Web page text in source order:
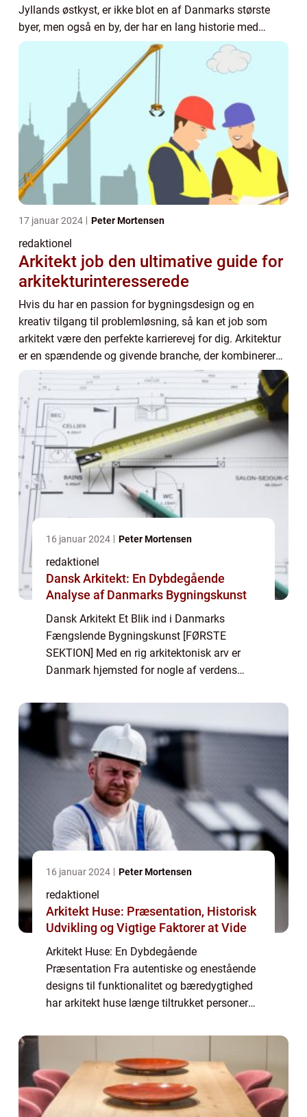
Jyllands østkyst, er ikke blot en af Danmarks største
byer, men også en by, der har en lang historie med
arkitektoniske mesterværker. De mange ...
17 januar 2024 Peter Mortensen
redaktionel
Arkitekt job den ultimative guide for
arkitekturinteresserede
Hvis du har en passion for bygningsdesign og en
kreativ tilgang til problemløsning, så kan et job som
arkitekt være den perfekte karrierevej for dig. Arkitektur
er en spændende og givende branche, der kombinerer
tekniske færdigheder med kunstneriske ...
16 januar 2024 Peter Mortensen
redaktionel
Dansk Arkitekt: En Dybdegående
Analyse af Danmarks Bygningskunst
Dansk Arkitekt Et Blik ind i Danmarks
Fængslende Bygningskunst [FØRSTE
SEKTION] Med en rig arkitektonisk arv er
Danmark hjemsted for nogle af verdens
denne artikel dykker vi ned i det
fascinerende univers af ...
16 januar 2024 Peter Mortensen
redaktionel
Arkitekt Huse: Præsentation, Historisk
Udvikling og Vigtige Faktorer at Vide
Arkitekt Huse: En Dybdegående
Præsentation Fra autentiske og enestående
designs til funktionalitet og bæredygtighed
har arkitekt huse længe tiltrukket personer
boligløsninger. I denne artikel vil vi dykke